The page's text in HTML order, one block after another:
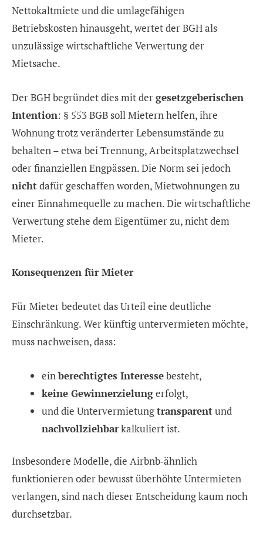
Nettokaltmiete und die umlagefähigen
Betriebskosten hinausgeht, wertet der BGH als
unzulässige wirtschaftliche Verwertung der
Mietsache.
Der BGH begründet dies mit dergesetzgeberischen
Intention: § 553 BGB soll Mietern helfen, ihre
Wohnung trotz veränderter Lebensumstände zu
behalten – etwa bei Trennung, Arbeitsplatzwechsel
oder finanziellen Engpässen. Die Norm sei jedoch
nichtdafür geschaffen worden, Mietwohnungen zu
einer Einnahmequelle zu machen. Die wirtschaftliche
Verwertung stehe dem Eigentümer zu, nicht dem
Mieter.
Konsequenzen für Mieter
Für Mieter bedeutet das Urteil eine deutliche
Einschränkung. Wer künftig untervermieten möchte,
muss nachweisen, dass:
einberechtigtes Interessebesteht,
keine Gewinnerzielungerfolgt,
und die Untervermietungtransparentund
nachvollziehbarkalkuliert ist.
Insbesondere Modelle, die Airbnb‑ähnlich
funktionieren oder bewusst überhöhte Untermieten
verlangen, sind nach dieser Entscheidung kaum noch
durchsetzbar.